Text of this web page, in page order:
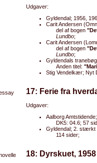
Udgaver:
Gyldendal; 1956,
Carit Andersen
del af bogen
Lundbo;
Carit Andersen
del af bogen
Lundbo;
Gyldendals
Anden titel:
Stig Vendelkær; Nyt
17: Ferie fra
Udgaver:
Aalborg
DK5: 04.6; 57
Gyldendal; 2. stærkt
114 sider;
18: Dyrskuet, 1958